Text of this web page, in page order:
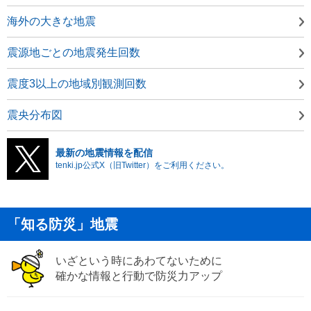
海外の大きな地震
震源地ごとの地震発生回数
震度3以上の地域別観測回数
震央分布図
最新の地震情報を配信
tenki.jp公式X（旧Twitter）をご利用ください。
「知る防災」地震
いざという時にあわてないために
確かな情報と行動で防災力アップ